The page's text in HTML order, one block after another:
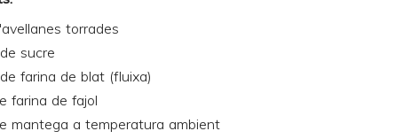
torrades
sucre
farina de blat (fluixa)
farina de fajol
mantega a temperatura ambient